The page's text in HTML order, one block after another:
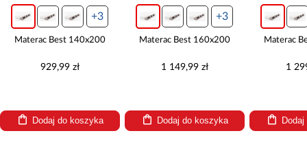
+3
Materac Best 140x200
929,99 zł
Dodaj do koszyka
+3
Materac Best 160x200
1 149,99 zł
Dodaj do koszyka
Materac
1